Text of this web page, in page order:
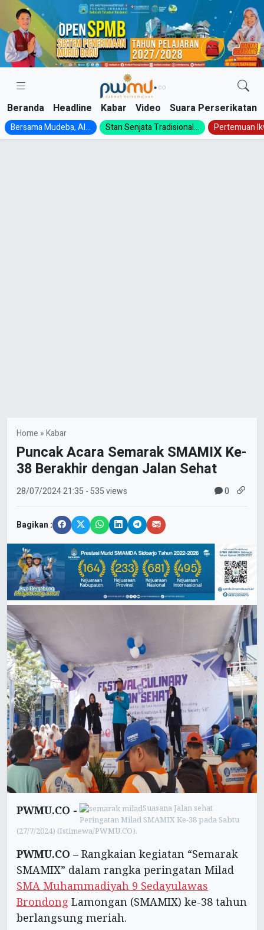
Skip
content
Beranda Headline Kabar Video Suara Perserikatan
Bersama Mudeba, Al... Stan Senjata Tradisional... Pertemuan
Home »Kabar
Puncak Acara Semarak SMAMIX Ke-
38 Berakhir dengan Jalan Sehat
28/07/202421:35 - 535 views 0
Bagikan :
PWMU.CO -
Suasana Jalan sehat
Peringatan Milad SMAMIX Ke-38 pada Sabtu
(27/7/2024) (Istimewa/PWMU.CO).
PWMU.CO – Rangkaian kegiatan “Semarak
SMAMIX” dalam rangka peringatan Milad
SMA Muhammadiyah 9 Sedayulawas
Brondong Lamongan (SMAMIX) ke-38 tahun
berlangsung meriah.